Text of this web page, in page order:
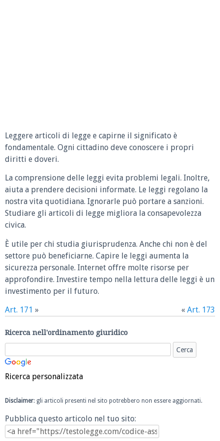
Leggere articoli di legge e capirne il significato è
fondamentale. Ogni cittadino deve conoscere i propri
diritti e doveri.
La comprensione delle leggi evita problemi legali. Inoltre,
aiuta a prendere decisioni informate. Le leggi regolano la
nostra vita quotidiana. Ignorarle può portare a sanzioni.
Studiare gli articoli di legge migliora la consapevolezza
civica.
È utile per chi studia giurisprudenza. Anche chi non è del
settore può beneficiarne. Capire le leggi aumenta la
sicurezza personale. Internet offre molte risorse per
approfondire. Investire tempo nella lettura delle leggi è un
investimento per il futuro.
Art. 171 » « Art. 173
Ricerca nell'ordinamento giuridico
Ricerca personalizzata
Disclaimer: gli articoli presenti nel sito potrebbero non essere aggiornati.
Pubblica questo articolo nel tuo sito: